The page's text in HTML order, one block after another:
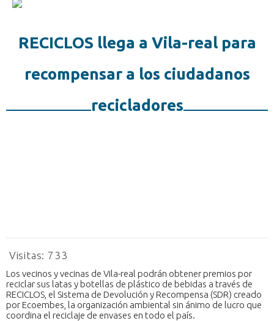
RECICLOS llega a Vila-real para
recompensar a los ciudadanos
recicladores
Visitas: 733
Los vecinos y vecinas de Vila-real podrán obtener premios por
reciclar sus latas y botellas de plástico de bebidas a través de
RECICLOS, el Sistema de Devolución y Recompensa (SDR) creado
por Ecoembes, la organización ambiental sin ánimo de lucro que
coordina el reciclaje de envases en todo el país.